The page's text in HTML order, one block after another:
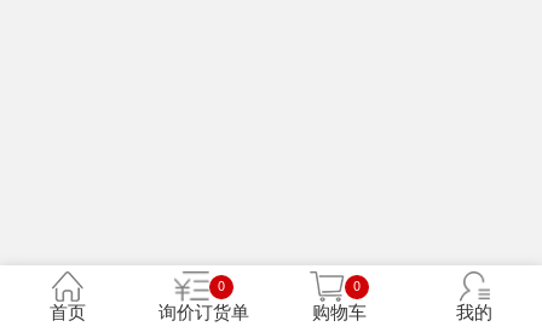
首页
0
询价订货单
0
购物车 我的